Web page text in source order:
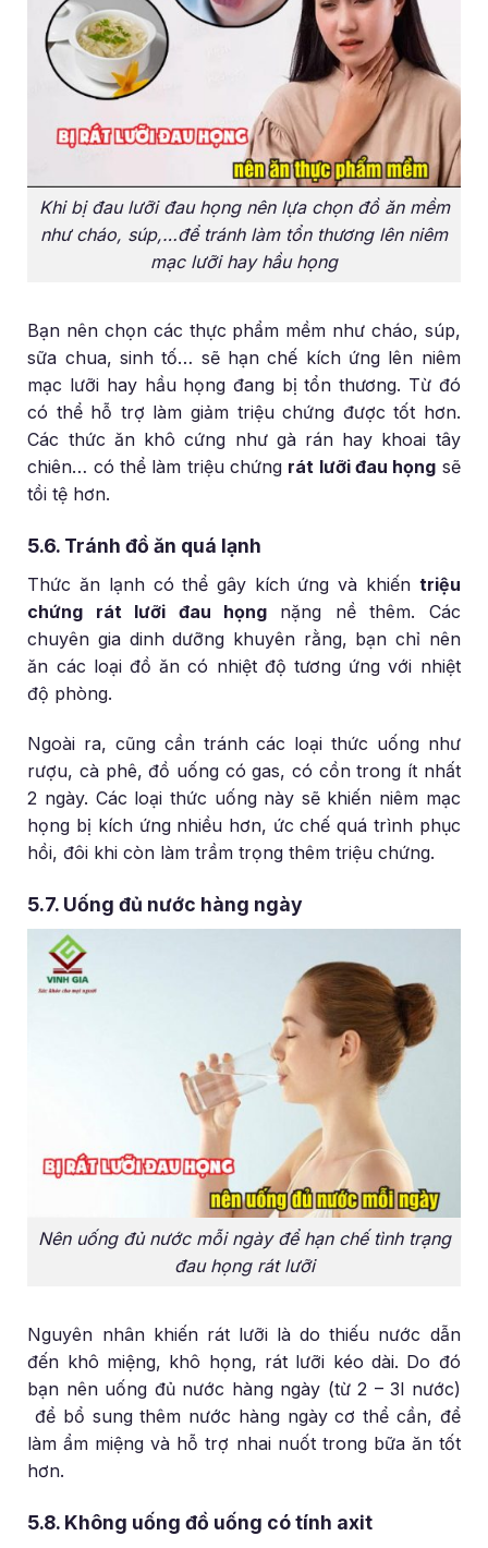
Khi bị đau lưỡi đau họng nên lựa chọn đồ ăn mềm
như cháo, súp,…để tránh làm tổn thương lên niêm
mạc lưỡi hay hầu họng
Bạn nên chọn các thực phẩm mềm như cháo, súp,
sữa chua, sinh tố… sẽ hạn chế kích ứng lên niêm
mạc lưỡi hay hầu họng đang bị tổn thương. Từ đó
có thể hỗ trợ làm giảm triệu chứng được tốt hơn.
Các thức ăn khô cứng như gà rán hay khoai tây
chiên… có thể làm triệu chứng rát lưỡi đau họng sẽ
tồi tệ hơn.
5.6. Tránh đồ ăn quá lạnh
Thức ăn lạnh có thể gây kích ứng và khiến triệu
chứng rát lưỡi đau họng nặng nề thêm. Các
chuyên gia dinh dưỡng khuyên rằng, bạn chỉ nên
ăn các loại đồ ăn có nhiệt độ tương ứng với nhiệt
độ phòng.
Ngoài ra, cũng cần tránh các loại thức uống như
rượu, cà phê, đồ uống có gas, có cồn trong ít nhất
2 ngày. Các loại thức uống này sẽ khiến niêm mạc
họng bị kích ứng nhiều hơn, ức chế quá trình phục
hồi, đôi khi còn làm trầm trọng thêm triệu chứng.
5.7. Uống đủ nước hàng ngày
Nên uống đủ nước mỗi ngày để hạn chế tình trạng
đau họng rát lưỡi
Nguyên nhân khiến rát lưỡi là do thiếu nước dẫn
đến khô miệng, khô họng, rát lưỡi kéo dài. Do đó
bạn nên uống đủ nước hàng ngày (từ 2 – 3l nước)
để bổ sung thêm nước hàng ngày cơ thể cần, để
làm ẩm miệng và hỗ trợ nhai nuốt trong bữa ăn tốt
hơn.
5.8. Không uống đồ uống có tính axit